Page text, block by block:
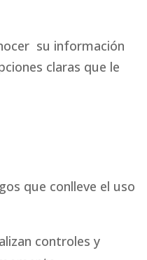
su información
claras que le
que conlleve el uso
controles y